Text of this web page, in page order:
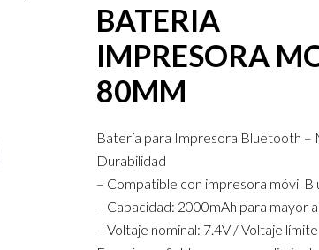
BATERIA
IMPRESORA
80MM
Batería para Impresora Bluetooth –
Durabilidad
– Compatible con impresora móvil
– Capacidad: 2000mAh para mayor
– Voltaje nominal: 7.4V / Voltaje